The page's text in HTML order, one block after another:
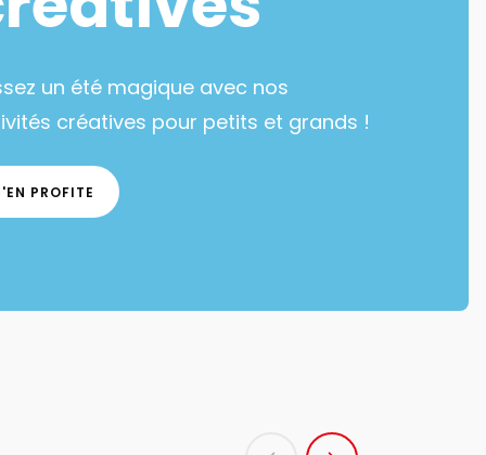
un été magique avec nos
créatives pour petits et grands !
PROFITE